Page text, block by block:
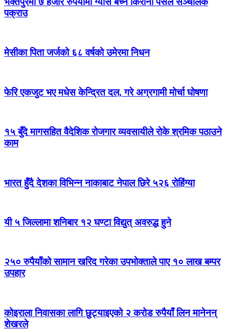
पक्राउ
मेसीका पिता जर्जको ६८ वर्षको उमेरमा निधन
फेरि एकजुट भए मधेस केन्द्रित दल, गरे अग्रगामी मोर्चा घोषणा
१५ बुँदे मागसहित वैदेशिक रोजगार व्यवसायीले रोके श्रमिक पठाउने
काम
भारत हुँदै देशका विभिन्न नाकाबाट नेपाल छिरे ५२६ रोहिंग्या
यी ५ जिल्लामा शनिबार १२ घण्टा विद्युत् अवरुद्ध हुने
२५० रुपैयाँको सामान खरिद गरेका उपभोक्ताले पाए १० लाख बम्पर
उपहार
कोइराला निवासका लागि छुट्याइएको २ करोड रुपैयाँ लिन मानेनन्
शेखरले